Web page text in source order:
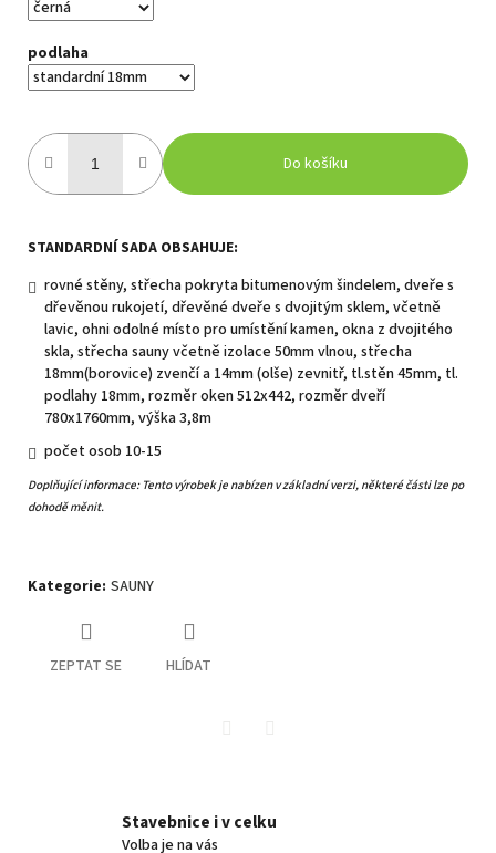
podlaha
Do košíku
STANDARDNÍ SADA OBSAHUJE:
rovné stěny, střecha pokryta bitumenovým šindelem, dveře s
dřevěnou rukojetí, dřevěné dveře s dvojitým sklem, včetně
lavic, ohni odolné místo pro umístění kamen, okna z dvojitého
skla, střecha sauny včetně izolace 50mm vlnou, střecha
18mm(borovice) zvenčí a 14mm (olše) zevnitř, tl.stěn 45mm, tl.
podlahy 18mm, rozměr oken 512x442, rozměr dveří
780x1760mm, výška 3,8m
počet osob 10-15
Doplňující informace: Tento výrobek je nabízen v základní verzi, některé části lze po
dohodě měnit.
Kategorie: SAUNY
ZEPTAT SE HLÍDAT
Stavebnice i v celku
Volba je na vás